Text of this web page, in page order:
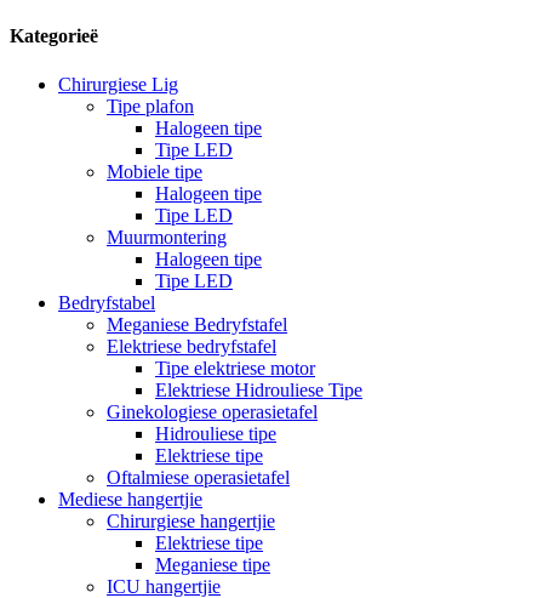
Kategorieë
Chirurgiese Lig
Tipe plafon
Halogeen tipe
Tipe LED
Mobiele tipe
Halogeen tipe
Tipe LED
Muurmontering
Halogeen tipe
Tipe LED
Bedryfstabel
Meganiese Bedryfstafel
Elektriese bedryfstafel
Tipe elektriese motor
Elektriese Hidrouliese Tipe
Ginekologiese operasietafel
Hidrouliese tipe
Elektriese tipe
Oftalmiese operasietafel
Mediese hangertjie
Chirurgiese hangertjie
Elektriese tipe
Meganiese tipe
ICU hangertjie